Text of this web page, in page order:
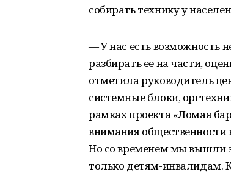
собирать технику у
— У нас есть возможность
разбирать ее на части,
отметила руководитель
системные блоки,
рамках проекта «Ломая
внимания
Но со временем мы вышли
только детям-инвалидам.